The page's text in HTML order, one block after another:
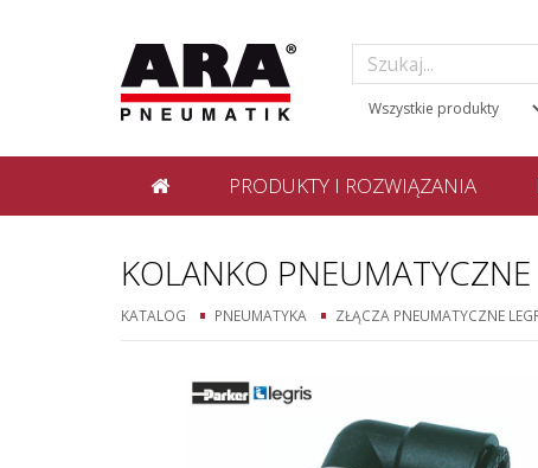
PRODUKTY I ROZWIĄZANIA
KOLANKO
KATALOG PNEUMATYKA ZŁĄCZA PNEUMATYCZNE